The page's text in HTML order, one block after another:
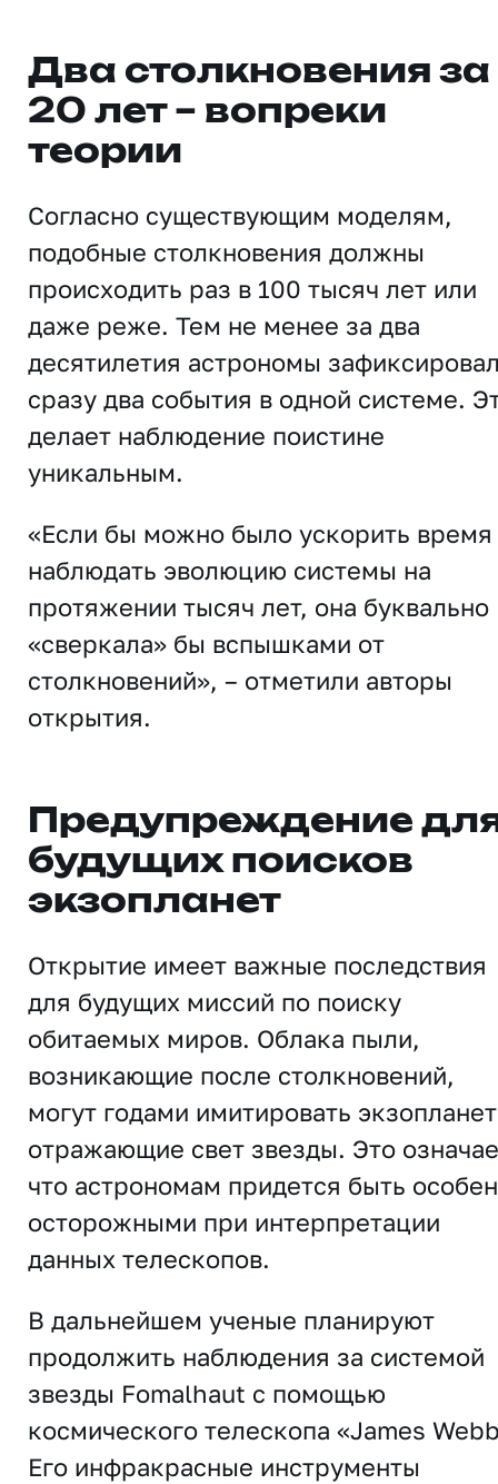
Два столкновения за
20 лет – вопреки
теории
Согласно существующим моделям,
подобные столкновения должны
происходить раз в 100 тысяч лет или
даже реже. Тем не менее за два
десятилетия астрономы
сразу два события в одной системе.
делает наблюдение поистине
уникальным.
«Если бы можно было ускорить время
наблюдать эволюцию системы на
протяжении тысяч лет, она буквально
«сверкала» бы вспышками от
столкновений», – отметили авторы
открытия.
Предупреждение
будущих поисков
экзопланет
Открытие имеет важные последствия
для будущих миссий по поиску
обитаемых миров. Облака пыли,
возникающие после столкновений,
могут годами имитировать
отражающие свет звезды. Это
что астрономам придется быть
осторожными при интерпретации
данных телескопов.
В дальнейшем ученые планируют
продолжить наблюдения за системой
звезды Fomalhaut с помощью
космического телескопа «James
Его инфракрасные инструменты